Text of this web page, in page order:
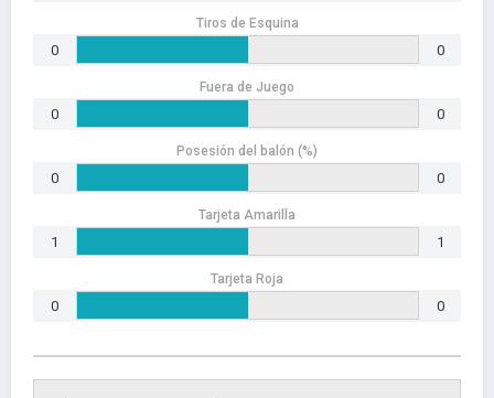
Tiros de Esquina
0 0
Fuera de Juego
0 0
Posesión del balón (%)
0 0
Tarjeta Amarilla
1 1
Tarjeta Roja
0 0